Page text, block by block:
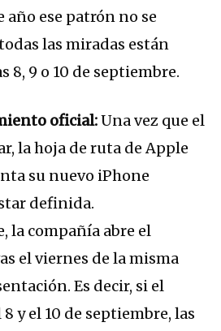
año ese patrón no se
las miradas están
8, 9 o 10 de septiembre.
oficial:Una vez que el
la hoja de ruta de Apple
su nuevo iPhone
definida.
la compañía abre el
el viernes de la misma
Es decir, si el
y el 10 de septiembre, las